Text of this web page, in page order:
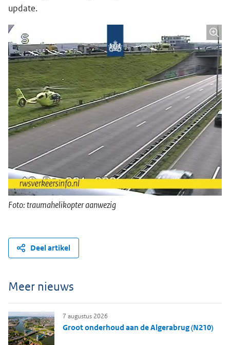
update.
Foto: traumahelikopter aanwezig
Deel artikel
Meer nieuws
Groot onderhoud aan de Algerabrug (N210)
7 augustus 2026